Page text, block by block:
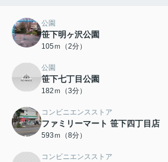
公園
笹下明ヶ沢公園
105ｍ（2分）
公園
笹下七丁目公園
182ｍ（3分）
コンビニエンスストア
ファミリーマート 笹下四丁目店
593ｍ（8分）
コンビニエンスストア